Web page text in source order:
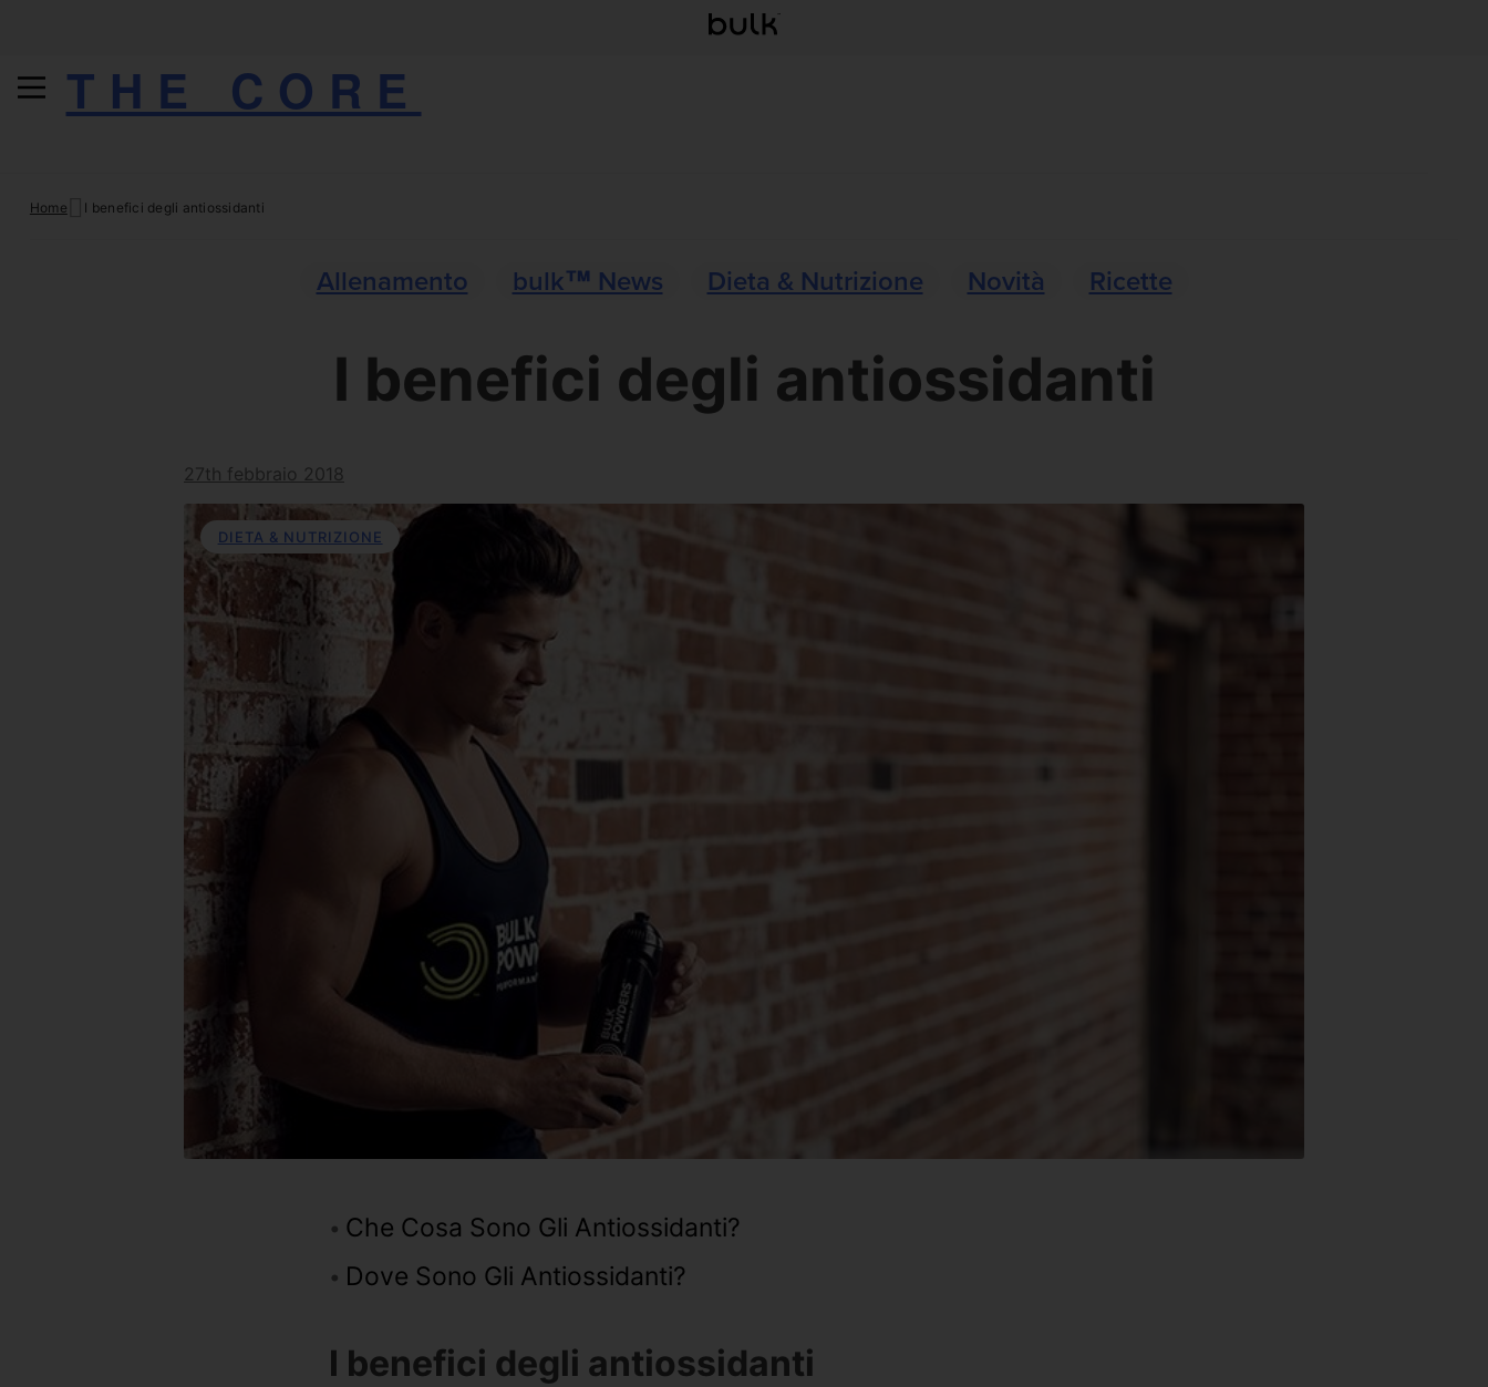
THE CORE
Home I benefici degli antiossidanti
Allenamento bulk™ News Dieta & Nutrizione Novità Ricette
I benefici degli antiossidanti
27th febbraio 2018
DIETA & NUTRIZIONE
Che Cosa Sono Gli Antiossidanti?
Dove Sono Gli Antiossidanti?
I benefici degli antiossidanti